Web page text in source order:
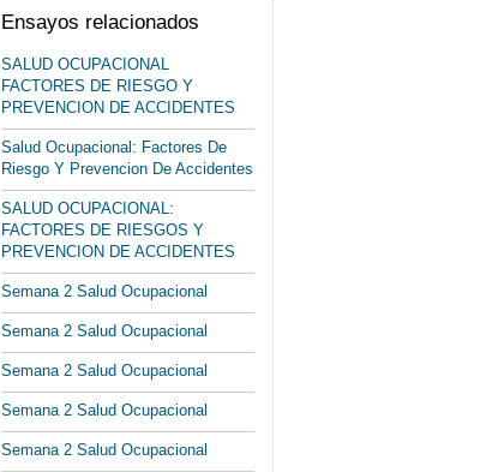
Ensayos relacionados
SALUD OCUPACIONAL
FACTORES DE RIESGO Y
PREVENCION DE ACCIDENTES
Salud Ocupacional: Factores De
Riesgo Y Prevencion De Accidentes
SALUD OCUPACIONAL:
FACTORES DE RIESGOS Y
PREVENCION DE ACCIDENTES
Semana 2 Salud Ocupacional
Semana 2 Salud Ocupacional
Semana 2 Salud Ocupacional
Semana 2 Salud Ocupacional
Semana 2 Salud Ocupacional